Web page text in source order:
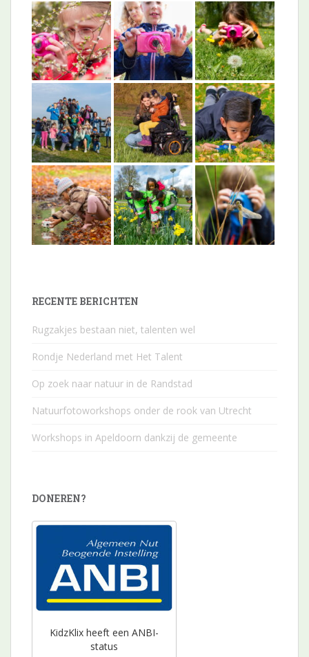
RECENTE BERICHTEN
Rugzakjes bestaan niet, talenten wel
Rondje Nederland met Het Talent
Op zoek naar natuur in de Randstad
Natuurfotoworkshops onder de rook van Utrecht
Workshops in Apeldoorn dankzij de gemeente
DONEREN?
KidzKlix heeft een ANBI-
status